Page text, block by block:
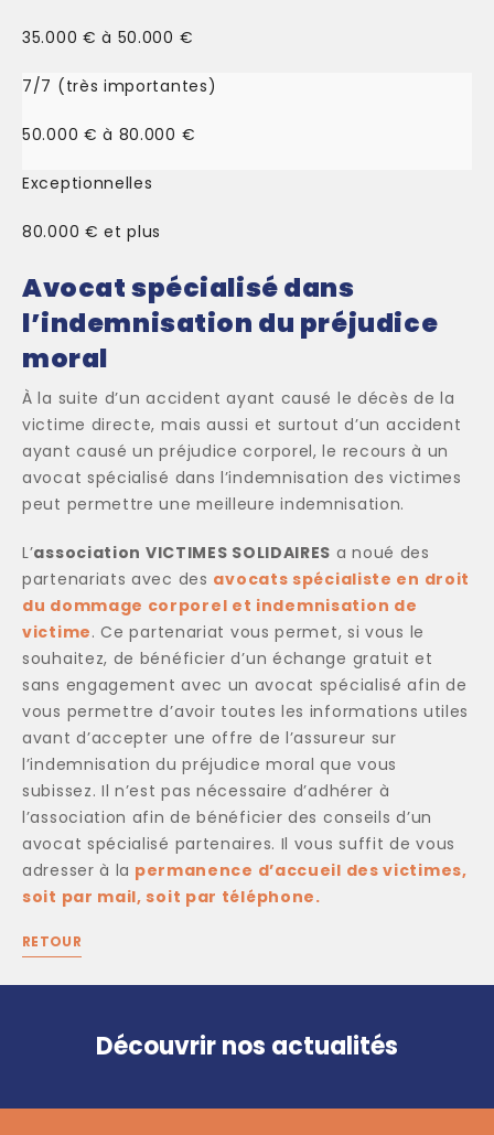
35.000 € à 50.000 €
7/7 (très importantes)
50.000 € à 80.000 €
Exceptionnelles
80.000 € et plus
Avocat spécialisé dans
l’indemnisation du préjudice
moral
À la suite d’un accident ayant causé le décès de la
victime directe, mais aussi et surtout d’un accident
ayant causé un préjudice corporel, le recours à un
avocat spécialisé dans l’indemnisation des victimes
peut permettre une meilleure indemnisation.
L’association VICTIMES SOLIDAIRES a noué des
partenariats avec des avocats spécialiste en droit
du dommage corporel et indemnisation de
victime. Ce partenariat vous permet, si vous le
souhaitez, de bénéficier d’un échange gratuit et
sans engagement avec un avocat spécialisé afin de
vous permettre d’avoir toutes les informations utiles
avant d’accepter une offre de l’assureur sur
l’indemnisation du préjudice moral que vous
subissez. Il n’est pas nécessaire d’adhérer à
l’association afin de bénéficier des conseils d’un
avocat spécialisé partenaires. Il vous suffit de vous
adresser à la permanence d’accueil des victimes,
soit par mail, soit par téléphone.
RETOUR
Découvrir nos actualités